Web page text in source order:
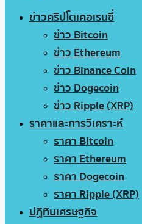
ข่าวคริปโตเคอเรนซี่
ข่าว Bitcoin
ข่าว Ethereum
ข่าว Binance Coin
ข่าว Dogecoin
ข่าว Ripple (XRP)
ราคาและการวิเคราะห์
ราคา Bitcoin
ราคา Ethereum
ราคา Dogecoin
ราคา Ripple (XRP)
ปฏิทินเศรษฐกิจ